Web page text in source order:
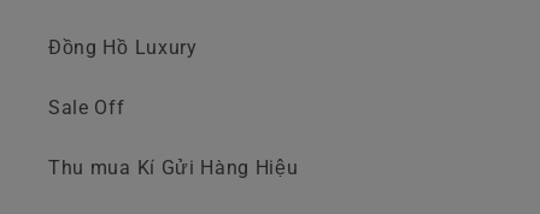
Đồng Hồ Luxury
Sale Off
Thu mua Kí Gửi Hàng Hiệu